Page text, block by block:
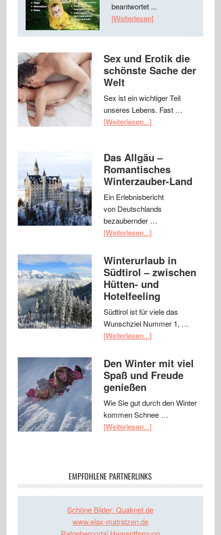
beantwortet ...
[Weiterlesen]
Sex und Erotik die
schönste Sache der
Welt
Sex ist ein wichtiger Teil
unseres Lebens. Fast …
[Weiterlesen...]
Das Allgäu –
Romantisches
Winterzauber-Land
Ein Erlebnisbericht
von Deutschlands
bezaubernder …
[Weiterlesen...]
Winterurlaub in
Südtirol – zwischen
Hütten- und
Hotelfeeling
Südtirol ist für viele das
Wunschziel Nummer 1, …
[Weiterlesen...]
Den Winter mit viel
Spaß und Freude
genießen
Wie Sie gut durch den Winter
kommen Schnee …
[Weiterlesen...]
EMPFOHLENE PARTNERLINKS
Schöne Bilder: Quaknet.de
www.elax-matratzen.de